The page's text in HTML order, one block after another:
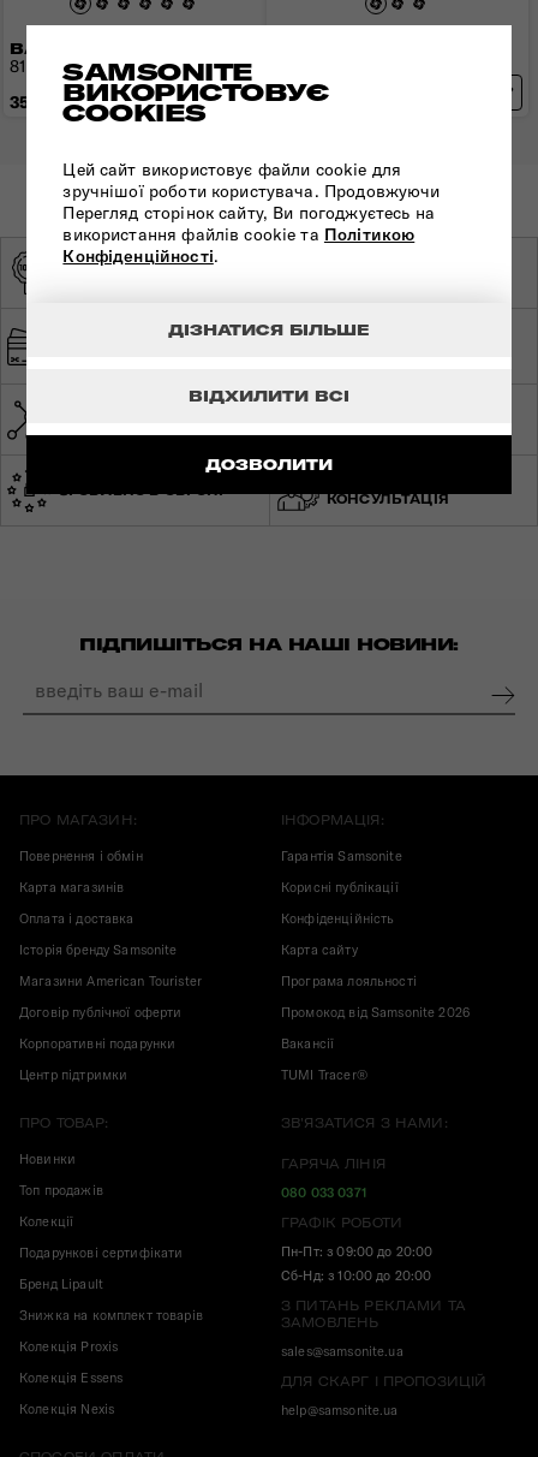
SAMSONITE
ВИКОРИСТОВУЄ
COOKIES
Цей сайт використовує файли cookie для
зручнішої роботи користувача. Продовжуючи
Перегляд сторінок сайту, Ви погоджуєтесь на
використання файлів cookie та Політикою
Конфіденційності.
ДОЗВОЛИТИ
ВІДХИЛИТИ ВСІ
ДІЗНАТИСЯ БІЛЬШЕ
ВАЛІЗА 81 СМ PROXIS
81x57x32 см | 3,5 кг | 125 л
35 520 грн
38 090 грн
ОРИГІНАЛЬНА
ШВИДКА ТА
ЗРОБЛЕНО В ЄВРОПІ
КОНСУЛЬТАЦІЯ
ПІДПИШІТЬСЯ НА НАШІ НОВИНИ:
ПРО МАГАЗИН:
Повернення і обмін
Карта магазинів
Оплата і доставка
Історія бренду Samsonite
Магазини American Tourister
Договір публічної оферти
Корпоративні подарунки
Центр підтримки
ІНФОРМАЦІЯ:
Гарантія Samsonite
Корисні публікації
Конфіденційність
Карта сайту
Програма лояльності
Промокод від Samsonite 2026
Вакансії
TUMI Tracer®
ПРО ТОВАР:
Новинки
Топ продажів
Колекції
Подарункові сертифікати
Бренд Lipault
Знижка на комплект товарів
Колекція Proxis
Колекція Essens
Колекція Nexis
ЗВ'ЯЗАТИСЯ З НАМИ:
ГАРЯЧА ЛІНІЯ
080 033 0371
ГРАФІК РОБОТИ
Пн-Пт: з 09:00 до 20:00
Сб-Нд: з 10:00 до 20:00
З ПИТАНЬ РЕКЛАМИ ТА
ЗАМОВЛЕНЬ
sales@samsonite.ua
ДЛЯ СКАРГ І ПРОПОЗИЦІЙ
help@samsonite.ua